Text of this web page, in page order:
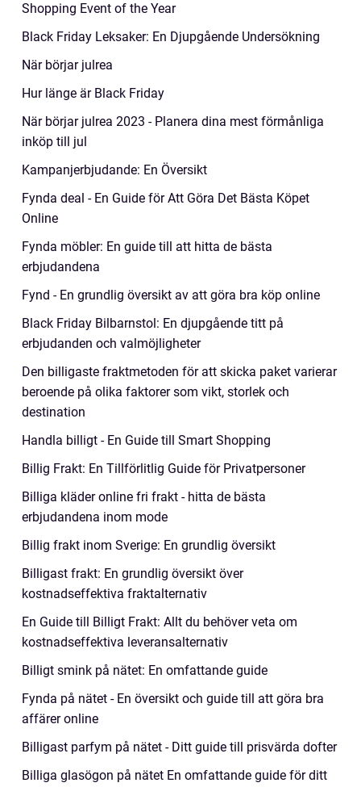
Shopping Event of the Year
Black Friday Leksaker: En Djupgående Undersökning
När börjar julrea
Hur länge är Black Friday
När börjar julrea 2023 - Planera dina mest förmånliga
inköp till jul
Kampanjerbjudande: En Översikt
Fynda deal - En Guide för Att Göra Det Bästa Köpet
Online
Fynda möbler: En guide till att hitta de bästa
erbjudandena
Fynd - En grundlig översikt av att göra bra köp online
Black Friday Bilbarnstol: En djupgående titt på
erbjudanden och valmöjligheter
Den billigaste fraktmetoden för att skicka paket varierar
beroende på olika faktorer som vikt, storlek och
destination
Handla billigt - En Guide till Smart Shopping
Billig Frakt: En Tillförlitlig Guide för Privatpersoner
Billiga kläder online fri frakt - hitta de bästa
erbjudandena inom mode
Billig frakt inom Sverige: En grundlig översikt
Billigast frakt: En grundlig översikt över
kostnadseffektiva fraktalternativ
En Guide till Billigt Frakt: Allt du behöver veta om
kostnadseffektiva leveransalternativ
Billigt smink på nätet: En omfattande guide
Fynda på nätet - En översikt och guide till att göra bra
affärer online
Billigast parfym på nätet - Ditt guide till prisvärda dofter
Billiga glasögon på nätet En omfattande guide för ditt